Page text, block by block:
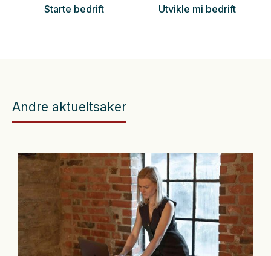
Starte bedrift Utvikle mi bedrift
Andre aktueltsaker